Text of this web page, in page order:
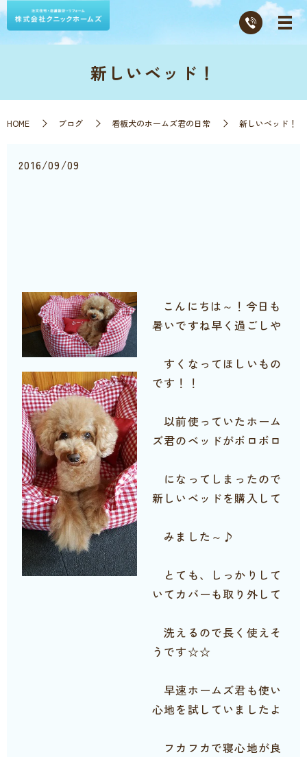
新しいベッド！
HOME ブログ 看板犬のホームズ君の日常 新しいベッド！
2016/09/09
こんにちは～！今日も
暑いですね早く過ごしや
すくなってほしいもの
です！！
以前使っていたホーム
ズ君のベッドがボロボロ
になってしまったので
新しいベッドを購入して
みました～♪
とても、しっかりして
いてカバーも取り外して
洗えるので長く使えそ
うです☆☆
早速ホームズ君も使い
心地を試していましたよ
フカフカで寝心地が良